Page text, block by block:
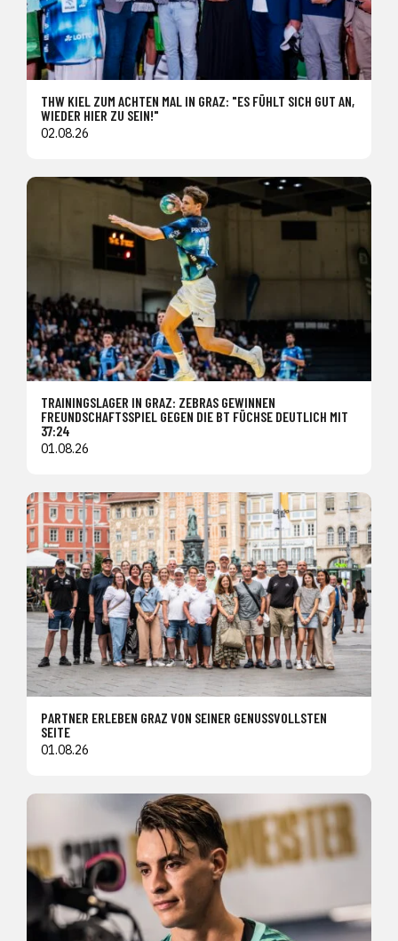
THW KIEL ZUM ACHTEN MAL IN GRAZ: "ES FÜHLT SICH GUT AN,
WIEDER HIER ZU SEIN!"
02.08.26
TRAININGSLAGER IN GRAZ: ZEBRAS GEWINNEN
FREUNDSCHAFTSSPIEL GEGEN DIE BT FÜCHSE DEUTLICH MIT
37:24
01.08.26
PARTNER ERLEBEN GRAZ VON SEINER GENUSSVOLLSTEN
SEITE
01.08.26